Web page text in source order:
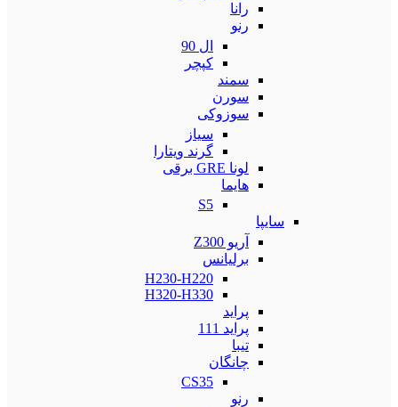
رانا
رنو
ال 90
کپچر
سمند
سورن
سوزوکی
سیاز
گرند ویتارا
لونا GRE برقی
هایما
S5
سایپا
آریو Z300
برلیانس
H230-H220
H320-H330
پراید
پراید 111
تیبا
چانگان
CS35
رنو